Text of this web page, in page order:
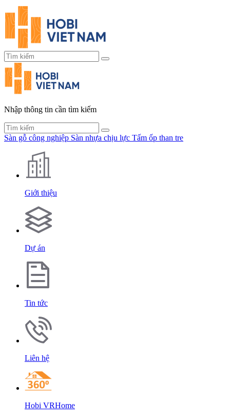
Nhập thông tin cần tìm kiếm
Sàn gỗ công nghiệp Sàn nhựa chịu lực Tấm ốp than tre
Giới thiệu
Dự án
Tin tức
Liên hệ
Hobi VRHome